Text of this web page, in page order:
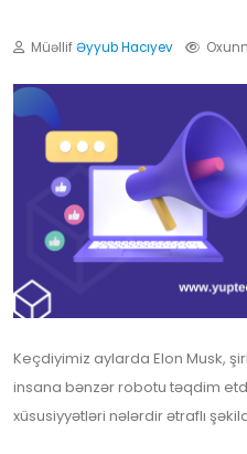
MüəllifƏyyub Hacıyev
Keçdiyimiz aylarda Elon Musk,
insana bənzər robotu təqdim
xüsusiyyətləri nələrdir ətraflı